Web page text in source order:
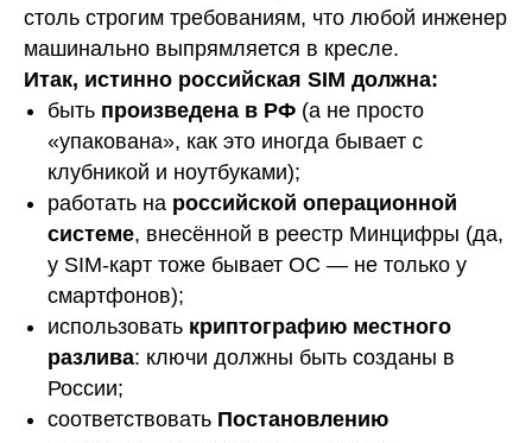
столь строгим требованиям, что любой инженер
машинально выпрямляется в кресле.
Итак, истинно российская SIM должна:
быть произведена в РФ (а не просто
«упакована», как это иногда бывает с
клубникой и ноутбуками);
работать на российской операционной
системе, внесённой в реестр Минцифры (да,
у SIM-карт тоже бывает ОС — не только у
смартфонов);
использовать криптографию местного
разлива: ключи должны быть созданы в
России;
соответствовать Постановлению